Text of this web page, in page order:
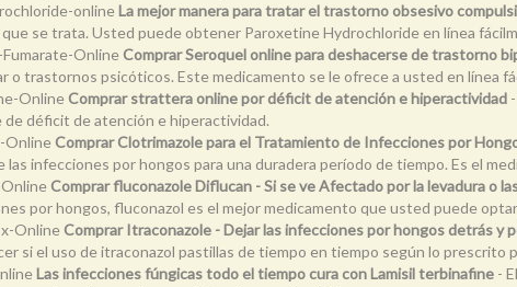
onlineLa mejor manera para tratar el trastorno obsesivo
se trata. Usted puede obtener Paroxetine Hydrochloride en línea
OnlineComprar Seroquel online para deshacerse de trastorno
o trastornos psicóticos. Este medicamento se le ofrece a usted en línea
OnlineComprar strattera online por déficit de atención e hiperactividad
déficit de atención e hiperactividad.
OnlineComprar Clotrimazole para el Tratamiento de Infecciones por
infecciones por hongos para una duradera período de tiempo. Es el
Comprar fluconazole Diflucan - Si se ve Afectado por la levadura o
por hongos, fluconazol es el mejor medicamento que usted puede
OnlineComprar Itraconazole - Dejar las infecciones por hongos detrás y
si el uso de itraconazol pastillas de tiempo en tiempo según lo prescrito
Las infecciones fúngicas todo el tiempo cura con Lamisil terbinafine -